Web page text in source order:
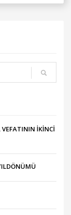
İKİNCİ